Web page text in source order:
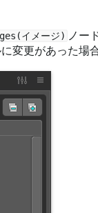
イメージ) ノー
変更があった場